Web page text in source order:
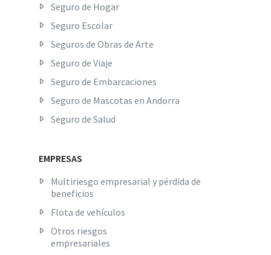
Seguro de Hogar
Seguro Escolar
Seguros de Obras de Arte
Seguro de Viaje
Seguro de Embarcaciones
Seguro de Mascotas en Andorra
Seguro de Salud
EMPRESAS
Multiriesgo empresarial y pérdida de
beneficios
Flota de vehículos
Otros riesgos
empresariales